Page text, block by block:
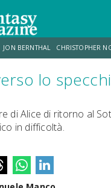
JON BERNTHAL CHRISTOPHER
& GAMES ODISSEA
lo
di Alice di ritorno al
in difficoltà.